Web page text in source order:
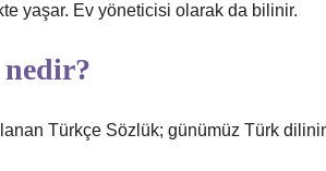
yaşar. Ev yöneticisi olarak da bilinir.
Türkçe Sözlük; günümüz Türk